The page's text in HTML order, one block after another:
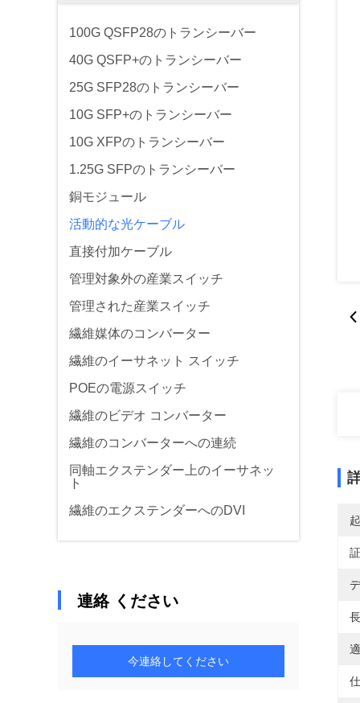
100G QSFP28のトランシーバー
40G QSFP+のトランシーバー
25G SFP28のトランシーバー
10G SFP+のトランシーバー
10G XFPのトランシーバー
1.25G SFPのトランシーバー
銅モジュール
活動的な光ケーブル
直接付加ケーブル
管理対象外の産業スイッチ
管理された産業スイッチ
繊維媒体のコンバーター
繊維のイーサネット スイッチ
POEの電源スイッチ
繊維のビデオ コンバーター
繊維のコンバーターへの連続
同軸エクステンダー上のイーサネッ
ト
繊維のエクステンダーへのDVI
連絡 ください
今連絡してください